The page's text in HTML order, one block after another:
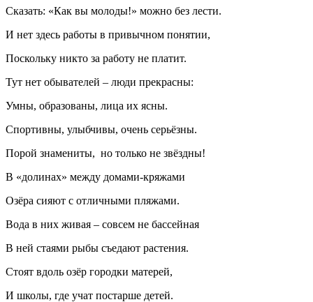
Сказать: «Как вы молоды!» можно без лести.
И нет здесь работы в привычном понятии,
Поскольку никто за работу не платит.
Тут нет обывателей – люди прекрасны:
Умны, образованы, лица их ясны.
Спортивны, улыбчивы, очень серьёзны.
Порой знамениты, но только не звёздны!
В «долинах» между домами-кряжами
Озёра сияют с отличными пляжами.
Вода в них живая – совсем не бассейная
В ней стаями рыбы съедают растения.
Стоят вдоль озёр городки матерей,
И школы, где учат постарше детей.